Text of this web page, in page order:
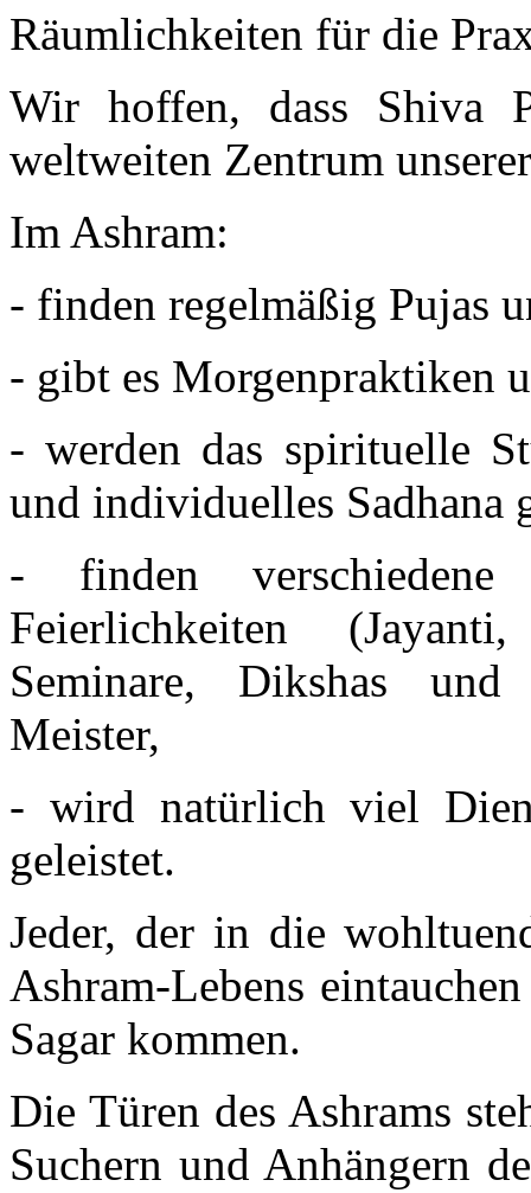
Räumlichkeiten für die
Wir hoffen, dass Shiva
weltweiten Zentrum
Im Ashram:
- finden regelmäßig Pujas
- gibt es Morgenpraktiken
- werden das spirituelle
und individuelles Sadhana
- finden verschiedene
Feierlichkeiten
Seminare, Dikshas
Meister,
- wird natürlich viel
geleistet.
Jeder, der in die
Ashram-Lebens
Sagar kommen.
Die Türen des Ashrams
Suchern und Anhängern